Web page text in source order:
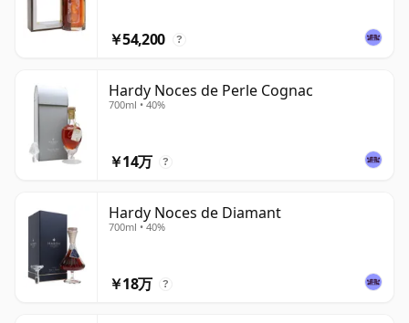
￥54,200 ?
Hardy Noces de Perle Cognac
700ml • 40%
￥14万 ?
Hardy Noces de Diamant
700ml • 40%
￥18万 ?